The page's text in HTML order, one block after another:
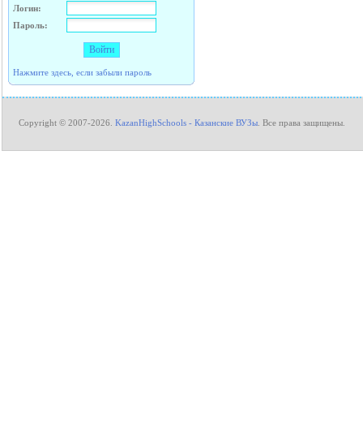
Логин:
Пароль:
Нажмите здесь, если забыли пароль
Copyright © 2007-2026. KazanHighSchools - Казанские ВУЗы . Все права защищены.